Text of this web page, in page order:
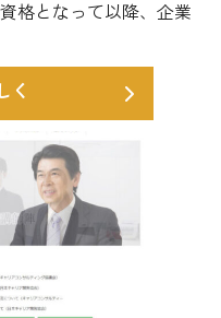
格となって以降、企業
く